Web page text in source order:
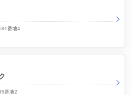
番地4
番地2